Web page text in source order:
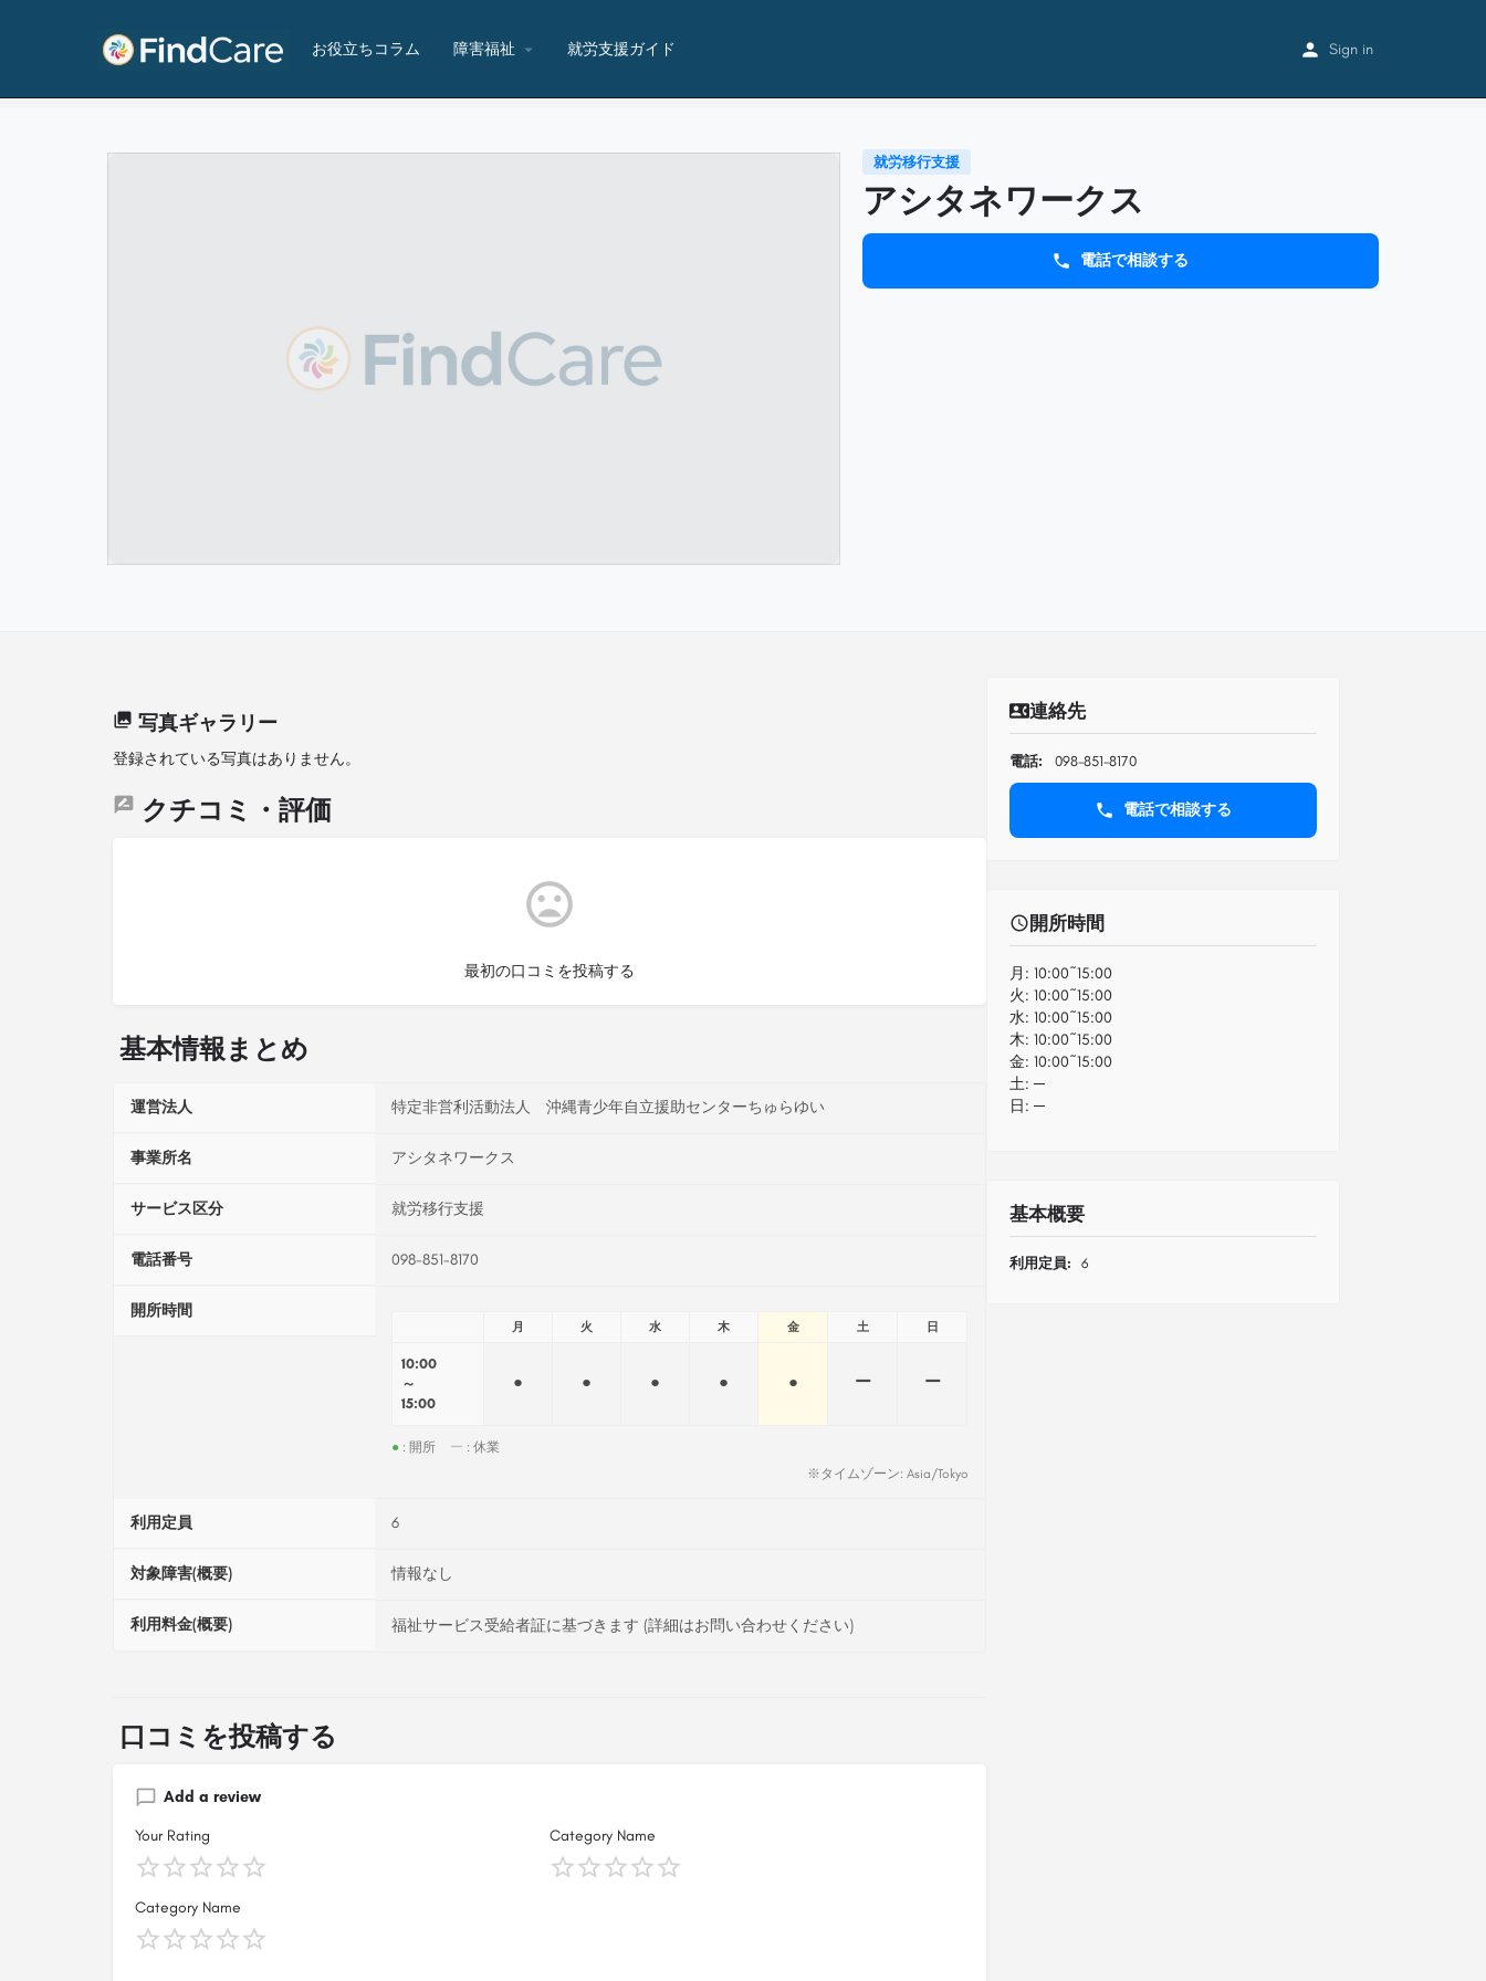
お役立ちコラム 障害福祉 就労支援ガイド Sign in
アシタネワークス Listings アシタネワークス
就労移行支援
アシタネワークス
電話で相談する
写真ギャラリー
登録されている写真はありません。
クチコミ・評価
最初の口コミを投稿する
基本情報まとめ
運営法人 特定非営利活動法人 沖縄青少年自立援助センターちゅらゆい
事業所名 アシタネワークス
サービス区分 就労移行支援
電話番号 098-851-8170
開所時間
月 火 水 木 金 土 日
10:00
～
15:00
● ● ● ● ● ー ー
● : 開所 ー : 休業
※タイムゾーン: Asia/Tokyo
利用定員 6
対象障害(概要) 情報なし
利用料金(概要) 福祉サービス受給者証に基づきます (詳細はお問い合わせください)
口コミを投稿する
Add a review
Your Rating Category Name
Category Name
連絡先
電話: 098-851-8170
電話で相談する
開所時間
月: 10:00~15:00
火: 10:00~15:00
水: 10:00~15:00
木: 10:00~15:00
金: 10:00~15:00
土: ─
日: ─
基本概要
利用定員: 6